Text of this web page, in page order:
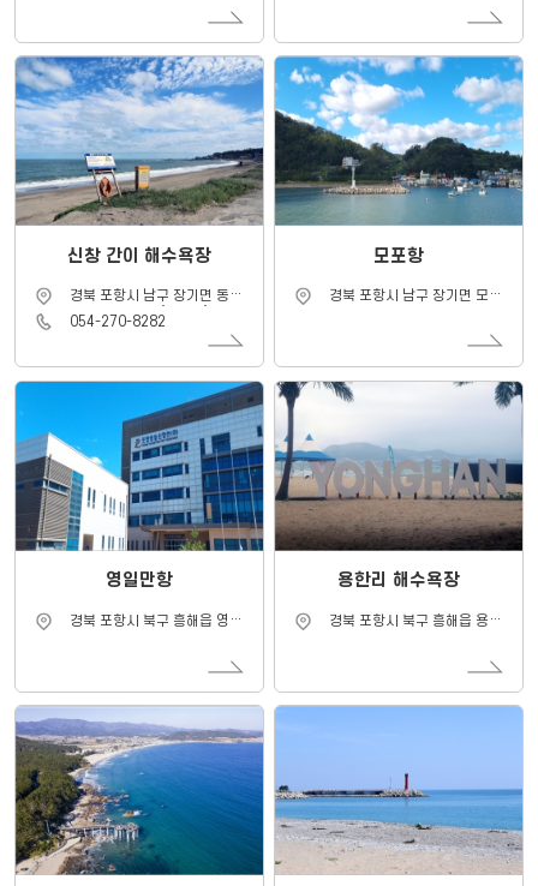
신창 간이 해수욕장
주
소
경북 포항시 남구 장기면 동해
안로 3360-21 (신창리)
연
054-270-8282
모포항
주
경북 포항시 남구 장기면 모포
영일만항
주
경북 포항시 북구 흥해읍 영일
용한리 해수욕장
주
경북 포항시 북구 흥해읍 용한